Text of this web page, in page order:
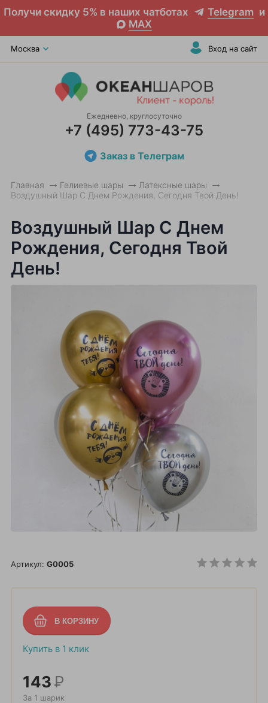
Получи скидку 5% в наших чатботах Telegram и
MAX
Москва Вход на сайт
Ежедневно, круглосуточно
+7 (495) 773-43-75
Заказ в Телеграм
Главная Гелиевые шары
Латексные шары
Воздушный Шар С Днем Рождения, Сегодня Твой День!
Воздушный Шар С Днем
Рождения, Сегодня Твой
День!
Артикул: G0005
Купить в 1 клик
143Р
За 1 шарик